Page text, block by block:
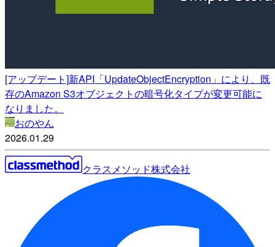
[アップデート]新API「UpdateObjectEncryption」により、既
存のAmazon S3オブジェクトの暗号化タイプが変更可能に
なりました。
おのやん
2026.01.29
クラスメソッド株式会社